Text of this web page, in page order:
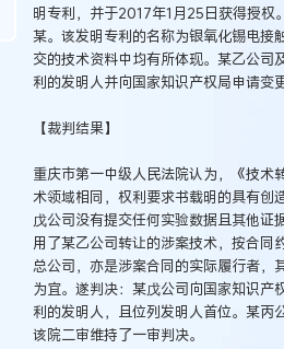
明专利，并于2017年1月25日获得授权
某。该发明专利的名称为银氧化锡电接
交的技术资料中均有所体现。某乙公司
利的发明人并向国家知识产权局申请变
【裁判结果】
重庆市第一中级人民法院认为，《技术
术领域相同，权利要求书载明的具有创
戊公司没有提交任何实验数据且其他证
用了某乙公司转让的涉案技术，按合同
总公司，亦是涉案合同的实际履行者，
为宜。遂判决：某戊公司向国家知识产
利的发明人，且位列发明人首位。某丙
该院二审维持了一审判决。